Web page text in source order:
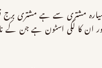
سیارہ مشتری سے ہے مشتری برج
ان کا لکی اسٹون ہے جن کے